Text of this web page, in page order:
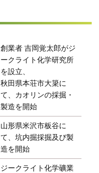
創業者 吉岡覚太郎がジ
ークライト化学研究所
を設立、
秋田県本荘市大簗に
て、カオリンの採掘・
製造を開始
山形県米沢市板谷に
て、坑内掘採掘及び製
造を開始
ジークライト化学礦業